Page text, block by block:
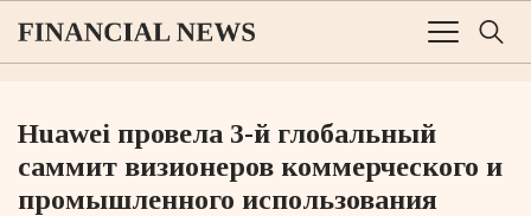
Huawei провела 3-й глобальный
саммит визионеров коммерческого и
промышленного использования